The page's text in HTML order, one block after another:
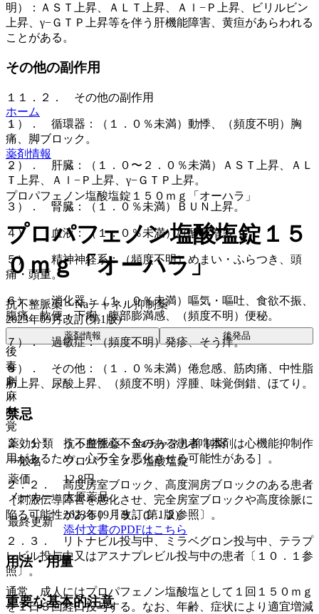
明）：ＡＳＴ上昇、ＡＬＴ上昇、Ａｌ−Ｐ上昇、ビリルビン
上昇、γ−ＧＴＰ上昇等を伴う肝機能障害、黄疸があらわれる
ことがある。
その他の副作用
１１．２． その他の副作用
１）． 循環器：（１．０％未満）動悸、（頻度不明）胸
痛、脚ブロック。
２）． 肝臓：（１．０〜２．０％未満）ＡＳＴ上昇、ＡＬ
Ｔ上昇、Ａｌ−Ｐ上昇、γ−ＧＴＰ上昇。
３）． 腎臓：（１．０％未満）ＢＵＮ上昇。
４）． 血液：（１．０％未満）好酸球増多。
５）． 精神神経系：（頻度不明）めまい・ふらつき、頭
痛・頭重。
６）． 消化器：（１．０％未満）嘔気・嘔吐、食欲不振、
腹痛、軟便・下痢、腹部膨満感、（頻度不明）便秘。
７）． 過敏症：（頻度不明）発疹、そう痒。
８）． その他：（１．０％未満）倦怠感、筋肉痛、中性脂
肪上昇、尿酸上昇、（頻度不明）浮腫、味覚倒錯、ほてり。
禁忌
２．１． うっ血性心不全のある患者［本剤は心機能抑制作
用があるため、心不全を悪化させる可能性がある］。
２．２． 高度房室ブロック、高度洞房ブロックのある患者
［刺激伝導障害を悪化させ、完全房室ブロックや高度徐脈に
陥る可能性がある］〔９．１．２参照〕。
２．３． リトナビル投与中、ミラベグロン投与中、テラプ
レビル投与中又はアスナプレビル投与中の患者〔１０．１参
照〕。
重要な基本的注意
ホーム
薬剤情報
プロパフェノン塩酸塩錠１５０ｍｇ「オーハラ」
プロパフェノン塩酸塩錠１５
０ｍｇ「オーハラ」
抗不整脈薬 > Naチャネル抑制薬
2023年09月改訂(第1版)
薬剤情報 後発品
後
毒
劇
麻
向
覚
薬効分類
抗不整脈薬 > Naチャネル抑制薬
一般名
プロパフェノン塩酸塩錠
薬価
12.8円
メーカー
大原薬品
最終更新
2023年09月改訂(第1版)
添付文書のPDFはこちら
用法・用量
通常、成人にはプロパフェノン塩酸塩として１回１５０ｍｇ
を１日３回経口投与する。なお、年齢、症状により適宜増減